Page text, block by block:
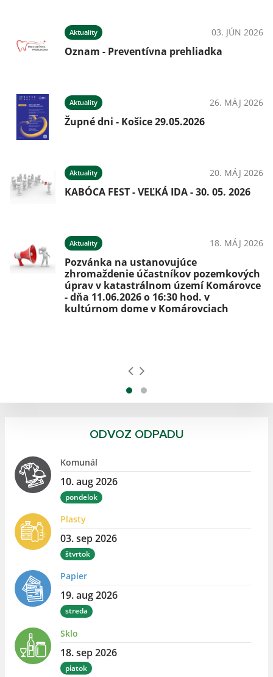
Aktuality 03. JÚN 2026
Oznam - Preventívna prehliadka
Aktuality 26. MÁJ 2026
Župné dni - Košice 29.05.2026
Aktuality 20. MÁJ 2026
KABÓCA FEST - VEĽKÁ IDA - 30. 05. 2026
Aktuality 18. MÁJ 2026
Pozvánka na ustanovujúce
zhromaždenie účastníkov pozemkových
úprav v katastrálnom území Komárovce
- dňa 11.06.2026 o 16:30 hod. v
kultúrnom dome v Komárovciach
ODVOZ ODPADU
Komunál
10. aug 2026
pondelok
Plasty
03. sep 2026
štvrtok
Papier
19. aug 2026
streda
Sklo
18. sep 2026
piatok